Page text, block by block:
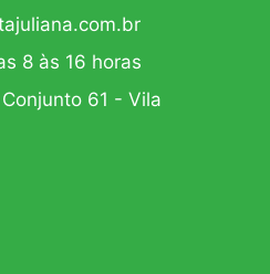
8 às 16 horas
61 - Vila